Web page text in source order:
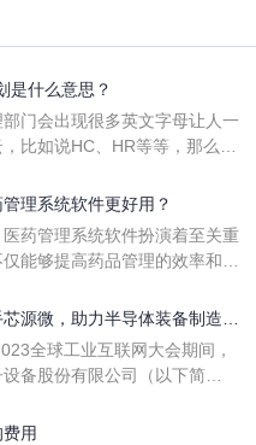
是什么意思？
门会出现很多英文字母让人一
比如说HC、HR等等，那么它
理系统软件更好用？
药管理系统软件扮演着至关重
能够提高药品管理的效率和准
理系统软件应具备以下特点。
操作。 复杂的
源微，助力半导体装备制造领
全球工业互联网大会期间，
备股份有限公司（以下简
辽宁沈阳签署战略合作协议。
用